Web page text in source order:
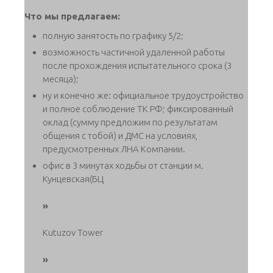
Что мы предлагаем:
полную занятость по графику 5/2;
возможность частичной удаленной работы
после прохождения испытательного срока (3
месяца);
ну и конечно же: официальное трудоустройство
и полное соблюдение ТК РФ; фиксированный
оклад (сумму предложим по результатам
общения с тобой) и ДМС на условиях,
предусмотренных ЛНА Компании.
офис в 3 минутах ходьбы от станции м.
Кунцевская(БЦ
»
Kutuzov Tower
»